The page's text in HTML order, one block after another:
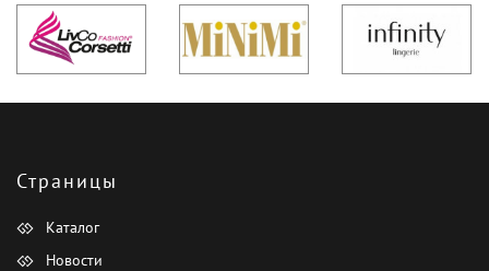
Страницы
Каталог
Новости